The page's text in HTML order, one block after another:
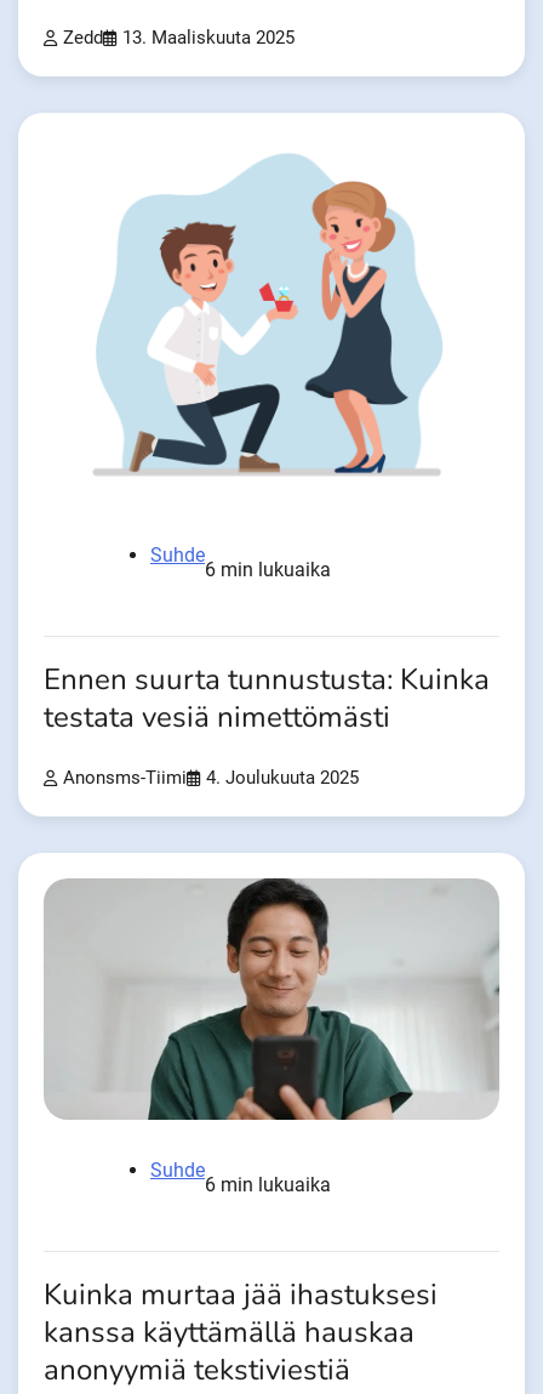
Zedd 13. Maaliskuuta 2025
Suhde
6 min lukuaika
Ennen suurta tunnustusta: Kuinka
testata vesiä nimettömästi
Anonsms-Tiimi 4. Joulukuuta 2025
Suhde
6 min lukuaika
Kuinka murtaa jää ihastuksesi
kanssa käyttämällä hauskaa
anonyymiä tekstiviestiä